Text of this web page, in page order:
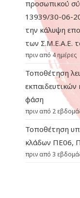
προσωπικού
13939/30-06-
την κάλυψη
των Σ.Μ.Ε.Α.Ε.
πριν από 4 ημέρες
Τοποθέτηση
φάση
πριν από 2
Τοποθέτηση
κλάδων ΠΕ06,
πριν από 3